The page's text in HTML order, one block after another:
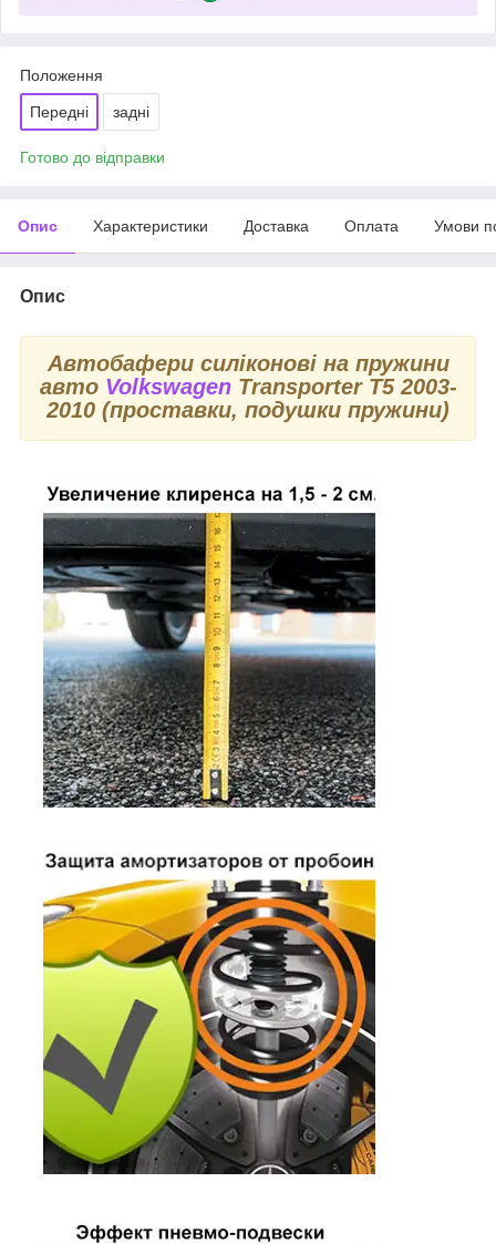
Положення
Передні задні
Готово до відправки
Опис Характеристики Доставка Оплата Умови
Опис
Автобафери силіконові на пружини
авто VolkswagenTransporter T5 2003-
2010 (проставки, подушки пружини)